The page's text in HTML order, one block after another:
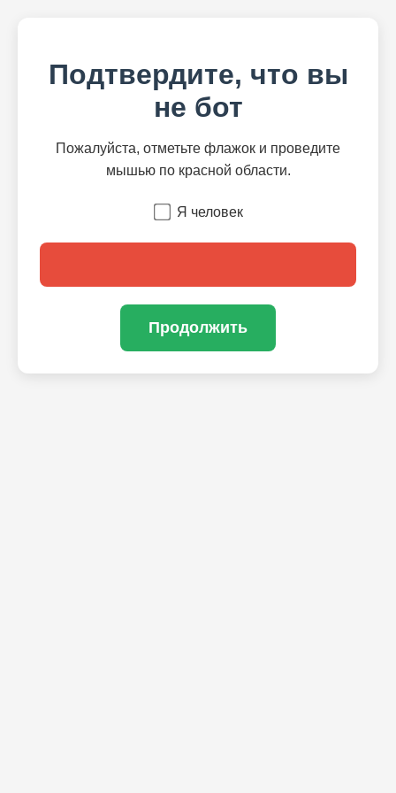
Подтвердите, что вы
не бот
Пожалуйста, отметьте флажок и проведите
мышью по красной области.
Я человек
Продолжить